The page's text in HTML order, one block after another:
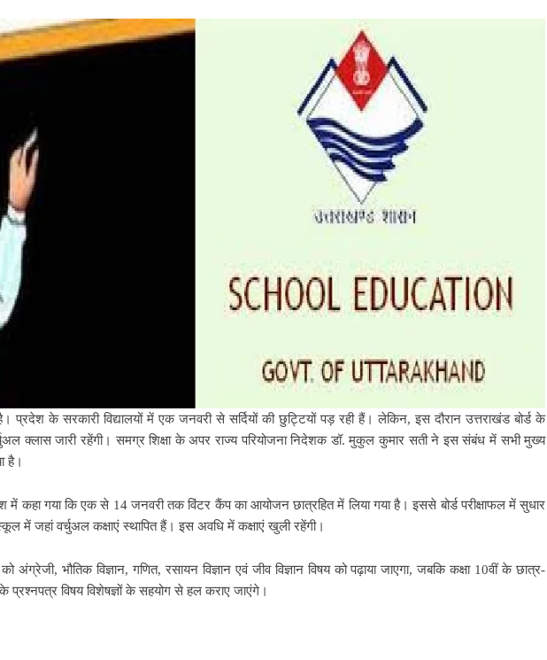
प्रदेश के सरकारी विद्यालयों में एक जनवरी से सर्दियों की छुट्टियों पड़ रही हैं। लेकिन, इस दौरान उत्तराखंड बोर्ड के
क्लास जारी रहेंगी। समग्र शिक्षा के अपर राज्य परियोजना निदेशक डॉ. मुकुल कुमार सती ने इस संबंध में सभी मुख्य
है।
में कहा गया कि एक से 14 जनवरी तक विंटर कैंप का आयोजन छात्रहित में लिया गया है। इससे बोर्ड परीक्षाफल में सुधार
में जहां वर्चुअल कक्षाएं स्थापित हैं। इस अवधि में कक्षाएं खुली रहेंगी।
अंग्रेजी, भौतिक विज्ञान, गणित, रसायन विज्ञान एवं जीव विज्ञान विषय को पढ़ाया जाएगा, जबकि कक्षा 10वीं के छात्र-
प्रश्नपत्र विषय विशेषज्ञों के सहयोग से हल कराए जाएंगे।